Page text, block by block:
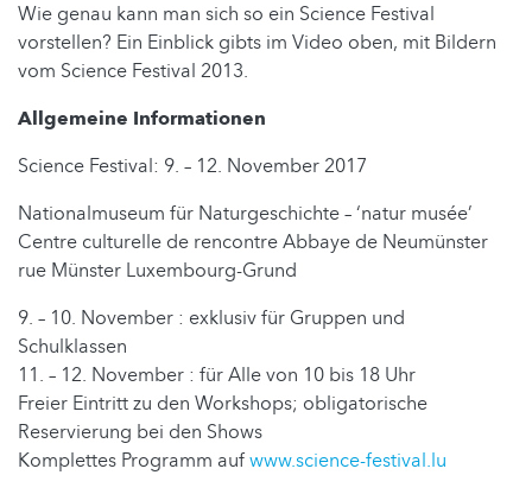
Wie genau kann man sich so ein Science Festival
vorstellen? Ein Einblick gibts im Video oben, mit Bildern
vom Science Festival 2013.
Allgemeine Informationen
Science Festival: 9. – 12. November 2017
Nationalmuseum für Naturgeschichte – ‘natur musée’
Centre culturelle de rencontre Abbaye de Neumünster
rue Münster Luxembourg-Grund
9. – 10. November : exklusiv für Gruppen und
Schulklassen
11. – 12. November : für Alle von 10 bis 18 Uhr
Freier Eintritt zu den Workshops; obligatorische
Reservierung bei den Shows
Komplettes Programm aufwww.science-festival.lu